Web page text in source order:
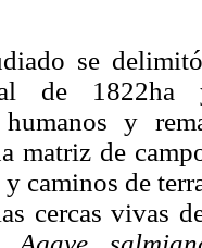
se
de 1822ha
humanos y
matriz de
y caminos de
cercas vivas